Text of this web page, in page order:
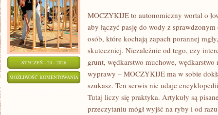
STYCZEŃ - 24 - 2026
MOŻLIWOŚĆ KOMENTOWANIA WĘDKARSTWO
SPINNINGOWE
MOCZYKIJE to autonomiczny wortal o
aby łączyć pasję do wody z
osób, które kochają zapach porannej
skuteczniej. Niezależnie od tego, czy
grunt, wędkarstwo muchowe,
wyprawy – MOCZYKIJE ma w sobie
szukasz. Ten serwis nie udaje
Tutaj liczy się praktyka. Artykuły są
przeczytaniu mógł wyjść na ryby i od